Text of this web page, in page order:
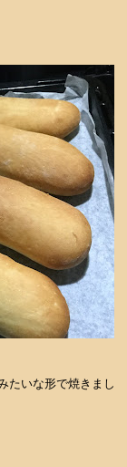
たいな形で焼きまし